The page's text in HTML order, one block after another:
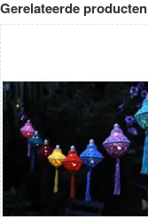
Gerelateerde producten